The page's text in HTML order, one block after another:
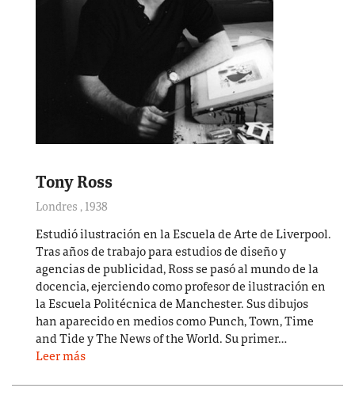
Tony Ross
Londres , 1938
Estudió ilustración en la Escuela de Arte de Liverpool.
Tras años de trabajo para estudios de diseño y
agencias de publicidad, Ross se pasó al mundo de la
docencia, ejerciendo como profesor de ilustración en
la Escuela Politécnica de Manchester. Sus dibujos
han aparecido en medios como Punch, Town, Time
and Tide y The News of the World. Su primer…
Leer más